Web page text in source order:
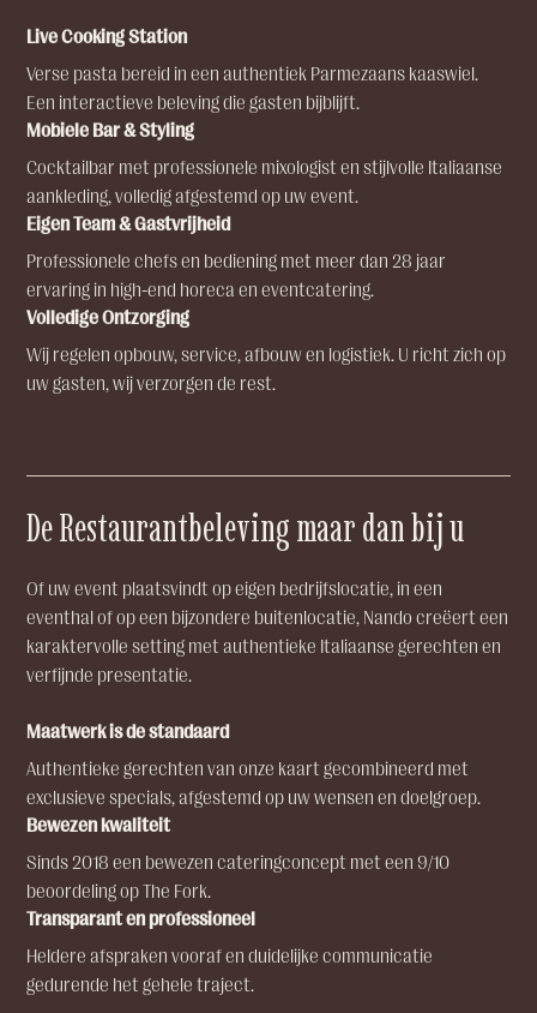
Live Cooking Station
Verse pasta bereid in een authentiek Parmezaans kaaswiel.
Een interactieve beleving die gasten bijblijft.
Mobiele Bar & Styling
Cocktailbar met professionele mixologist en stijlvolle Italiaanse
aankleding, volledig afgestemd op uw event.
Eigen Team & Gastvrijheid
Professionele chefs en bediening met meer dan 28 jaar
ervaring in high-end horeca en eventcatering.
Volledige Ontzorging
Wij regelen opbouw, service, afbouw en logistiek. U richt zich op
uw gasten, wij verzorgen de rest.
De Restaurantbeleving maar dan bij u
Of uw event plaatsvindt op eigen bedrijfslocatie, in een
eventhal of op een bijzondere buitenlocatie, Nando creëert een
karaktervolle setting met authentieke Italiaanse gerechten en
verfijnde presentatie.
Maatwerk is de standaard
Authentieke gerechten van onze kaart gecombineerd met
exclusieve specials, afgestemd op uw wensen en doelgroep.
Bewezen kwaliteit
Sinds 2018 een bewezen cateringconcept met een 9/10
beoordeling op The Fork.
Transparant en professioneel
Heldere afspraken vooraf en duidelijke communicatie
gedurende het gehele traject.